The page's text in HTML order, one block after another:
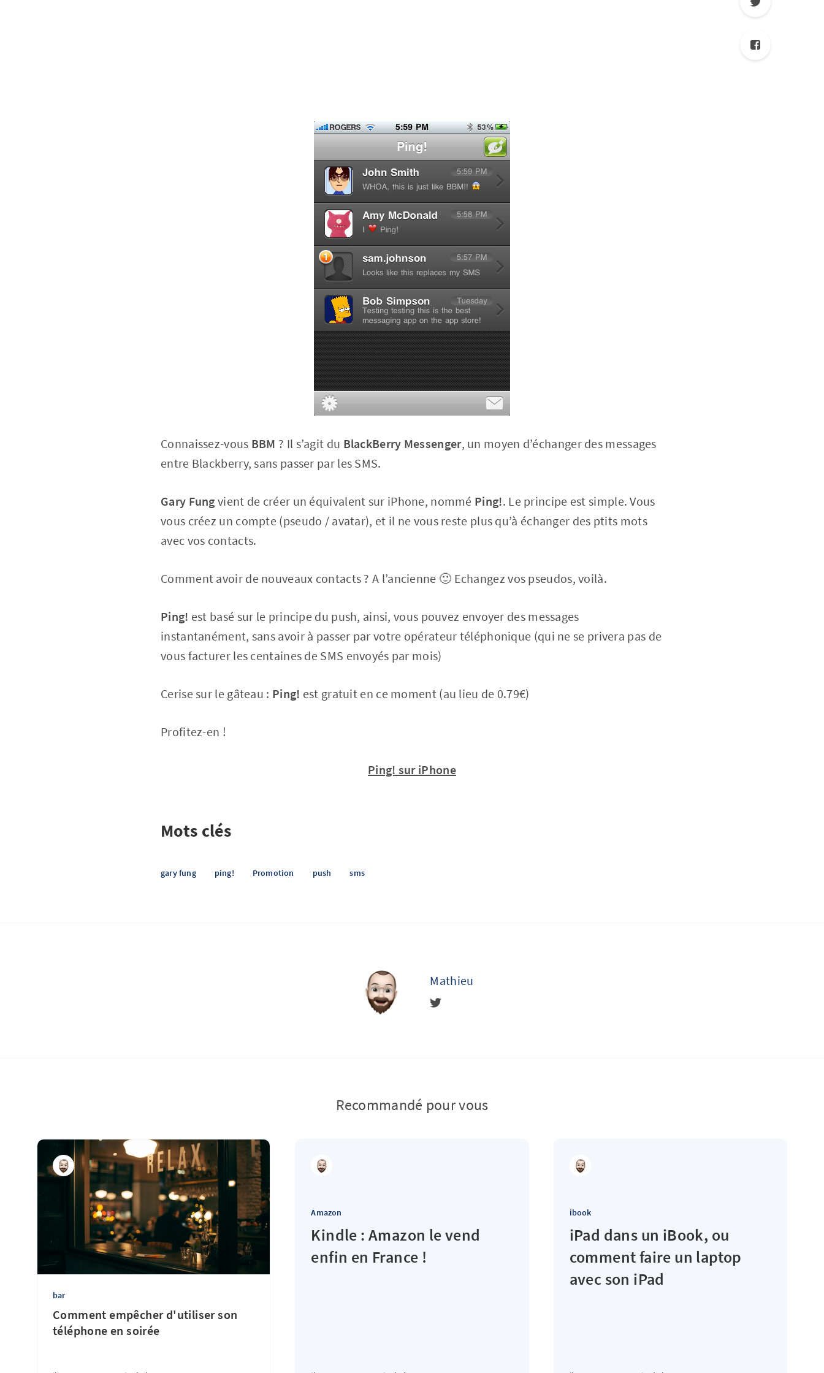
Connaissez-vous BBM ? Il s’agit du BlackBerry Messenger, un moyen d’échanger des messages
entre Blackberry, sans passer par les SMS.
Gary Fung vient de créer un équivalent sur iPhone, nommé Ping!. Le principe est simple. Vous
vous créez un compte (pseudo / avatar), et il ne vous reste plus qu’à échanger des ptits mots
avec vos contacts.
Comment avoir de nouveaux contacts ? A l’ancienne 🙂 Echangez vos pseudos, voilà.
Ping! est basé sur le principe du push, ainsi, vous pouvez envoyer des messages
instantanément, sans avoir à passer par votre opérateur téléphonique (qui ne se privera pas de
vous facturer les centaines de SMS envoyés par mois)
Cerise sur le gâteau : Ping! est gratuit en ce moment (au lieu de 0.79€)
Profitez-en !
Ping! sur iPhone
Mots clés
gary fung ping! Promotion push sms
Mathieu
Recommandé pour vous
bar
Comment empêcher d'utiliser son
téléphone en soirée
Amazon
Kindle : Amazon le vend
enfin en France !
ibook
iPad dans un iBook, ou
comment faire un laptop
avec son iPad